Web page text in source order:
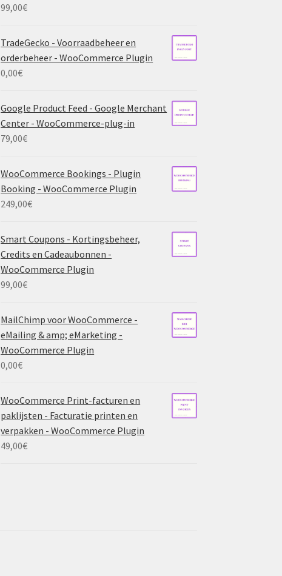
99,00€
TradeGecko - Voorraadbeheer en
orderbeheer - WooCommerce Plugin
0,00€
Google Product Feed - Google Merchant
Center - WooCommerce-plug-in
79,00€
WooCommerce Bookings - Plugin
Booking - WooCommerce Plugin
249,00€
Smart Coupons - Kortingsbeheer,
Credits en Cadeaubonnen -
WooCommerce Plugin
99,00€
MailChimp voor WooCommerce -
eMailing & amp; eMarketing -
WooCommerce Plugin
0,00€
WooCommerce Print-facturen en
paklijsten - Facturatie printen en
verpakken - WooCommerce Plugin
49,00€